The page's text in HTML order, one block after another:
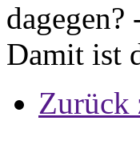
dagegen?
Damit ist
Zurück